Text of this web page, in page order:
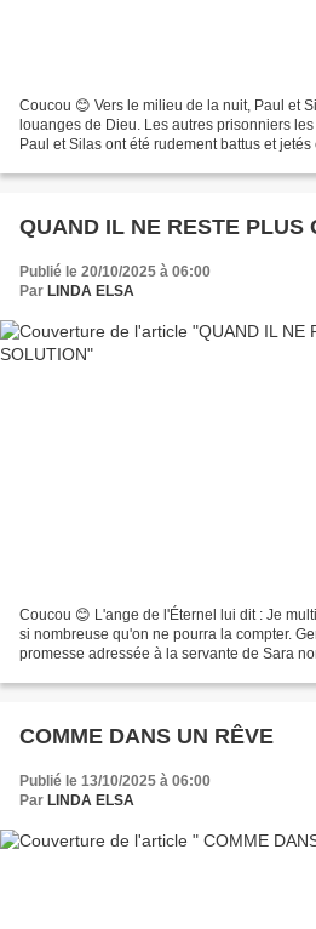
Coucou 😊 Vers le milieu de la nuit, Paul et
louanges de Dieu. Les autres prisonniers les
Paul et Silas ont été rudement battus et jetés
QUAND IL NE RESTE PLUS
Publié le 20/10/2025 à 06:00
Par LINDA ELSA
Coucou 😊 L'ange de l'Éternel lui dit : Je
si nombreuse qu'on ne pourra la compter.
promesse adressée à la servante de Sara
COMME DANS UN RÊVE
Publié le 13/10/2025 à 06:00
Par LINDA ELSA